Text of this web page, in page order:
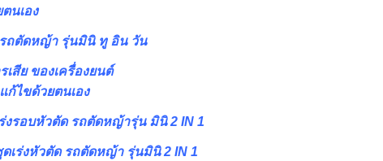
นเอง
ถตัดหญ้า รุ่นมินิ ทู อิน วัน
เสีย ของเครื่องยนต์
ก้ไขด้วยตนเอง
งรอบหัวตัด รถตัดหญ้ารุ่น มินิ 2 IN 1
เร่งหัวตัด รถตัดหญ้า รุ่นมินิ 2 IN 1